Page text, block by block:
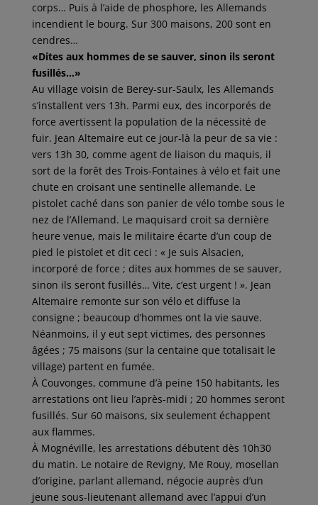
corps… Puis à l’aide de phosphore, les Allemands
incendient le bourg. Sur 300 maisons, 200 sont en
cendres…
«Dites aux hommes de se sauver, sinon ils seront
fusillés…»
Au village voisin de Berey-sur-Saulx, les Allemands
s’installent vers 13h. Parmi eux, des incorporés de
force avertissent la population de la nécessité de
fuir. Jean Altemaire eut ce jour-là la peur de sa vie :
vers 13h 30, comme agent de liaison du maquis, il
sort de la forêt des Trois-Fontaines à vélo et fait une
chute en croisant une sentinelle allemande. Le
pistolet caché dans son panier de vélo tombe sous le
nez de l’Allemand. Le maquisard croit sa dernière
heure venue, mais le militaire écarte d’un coup de
pied le pistolet et dit ceci : « Je suis Alsacien,
incorporé de force ; dites aux hommes de se sauver,
sinon ils seront fusillés… Vite, c’est urgent ! ». Jean
Altemaire remonte sur son vélo et diffuse la
consigne ; beaucoup d’hommes ont la vie sauve.
Néanmoins, il y eut sept victimes, des personnes
âgées ; 75 maisons (sur la centaine que totalisait le
village) partent en fumée.
À Couvonges, commune d’à peine 150 habitants, les
arrestations ont lieu l’après-midi ; 20 hommes seront
fusillés. Sur 60 maisons, six seulement échappent
aux flammes.
À Mognéville, les arrestations débutent dès 10h30
du matin. Le notaire de Revigny, Me Rouy, mosellan
d’origine, parlant allemand, négocie auprès d’un
jeune sous-lieutenant allemand avec l’appui d’un